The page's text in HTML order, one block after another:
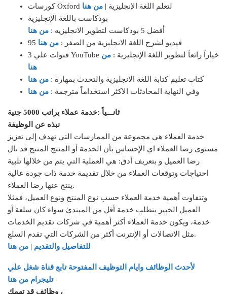
كورسات Oxford لتعلم اللغة الإنجليزية | من هنا
بودكاست باللغة الإنجليزية
أفضل 5 بودكاست لتطوير الانجليزيه :
من هنا
95 فيديو لشرح اللغة الانجليزية من الصفر : من هنا
3 قنوات علي YouTube خياراً رائعاً لتطوير اللغة الإنجليزية : من
هنا
كتاب تعليم كتابة اللغة الانجليزية والتحدث بمهارة : من هنا
وفي النهاية المحادثات الاكثر استخداماً مترجمة : من هنا
ثانـــياً :خدمة عملاء براتب 5000 جنية
نبذه عن الوظيفة
خدمة العملاء هي مجموعة من الممارسات التي تهدف إلى تعزيز
مستوى رضا العملاء اي الإحساس بأن الخدمة أو المنتج المنتج قد نال
رضا العميل و بتعريف أدق: هي العملية التي يتم من خلالها تلبية
احتياجات وتوقعات العملاء من خلال تقديمة خدمة ذات جودة عالية
ينتج عنها رضا العملاء.
وتتفاوت أهمية خدمة العملاء حسب نوع المنتج ونوع العميل، فمثلا
العميل الخبير يتطلب خدمة أقل من المبتدئ سواء كان سلعة أو
خدمة، ويكون خدمة العملاء أكثر أهمية في شركات تقديم الخدمات
مثل الاتصالات أو الإنترنت أكثر من الشركات التي تقدم السلع.
للتفاصيل والتقديم | من هنا
لأحدث الوظائف وايام التوظيف المفتوحة تابع قناة شغل علي
تليجرام من هنا
وظائف قد تهمك ،